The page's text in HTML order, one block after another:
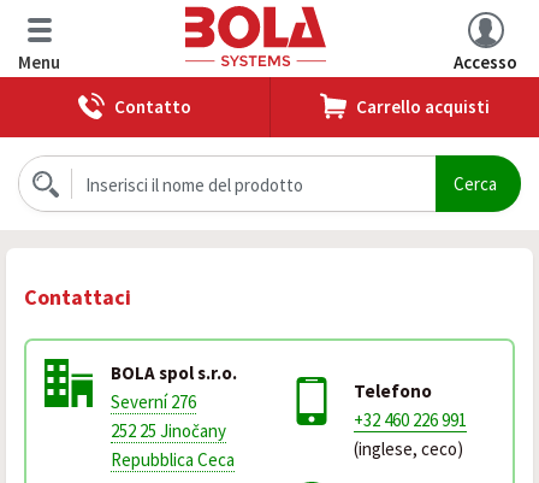
Menu
Accesso
Contatto
Carrello acquisti
Contattaci
BOLA spol s.r.o.
Severní 276
252 25 Jinočany
Repubblica Ceca
Telefono
+32 460 226 991
(inglese, ceco)